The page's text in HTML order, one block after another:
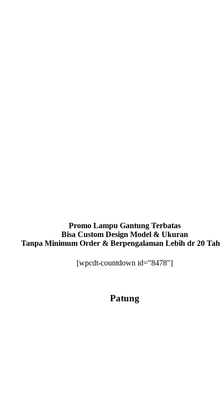
Promo Lampu Gantung Terbatas
Bisa Custom Design Model & Ukuran
Tanpa Minimum Order & Berpengalaman Lebih dr 20
[wpcdt-countdown id=”8478″]
Patung